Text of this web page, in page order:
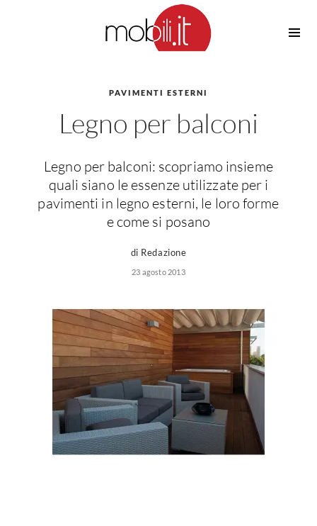
Cucine Design
Cucine Moderne
Cucine Classiche
Cucine Country
Cucine Monoblocco
Consigli Cucine
Attrezzature Interne
Forni
Cappe
Lavastoviglie
Lavatrici
Asciugatrici
Piccoli
Elettrodomestici
Irrigazione
Casette in Legno
Ombrelloni
Pergole
Giardinaggio
Lampadari
Faretti
Applique
Plafoniere
Riscaldamento
Stufe
PAVIMENTI ESTERNI
Legno per balconi
Legno per balconi: scopriamo insieme
quali siano le essenze utilizzate per i
pavimenti in legno esterni, le loro forme
e come si posano
di Redazione
23 agosto 2013